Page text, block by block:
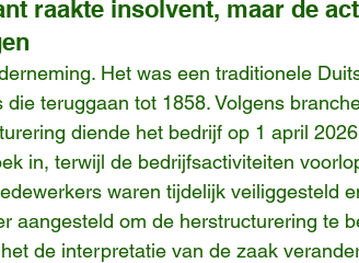
raakte insolvent, maar de
Het was een traditionele
teruggaan tot 1858. Volgens
diende het bedrijf op 1 april
in, terwijl de bedrijfsactiviteiten
waren tijdelijk veiliggesteld
aangesteld om de herstructurering te
de interpretatie van de zaak